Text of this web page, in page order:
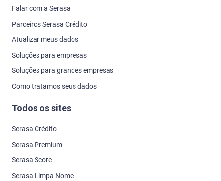
Falar com a Serasa
Parceiros Serasa Crédito
Atualizar meus dados
Soluções para empresas
Soluções para grandes empresas
Como tratamos seus dados
Todos os sites
Serasa Crédito
Serasa Premium
Serasa Score
Serasa Limpa Nome